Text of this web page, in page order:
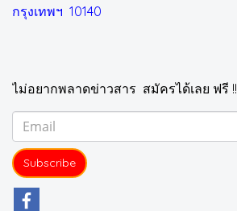
กรุงเทพฯ 10140
ไม่อยากพลาดข่าวสาร สมัครได้เลย ฟรี !!
Subscribe